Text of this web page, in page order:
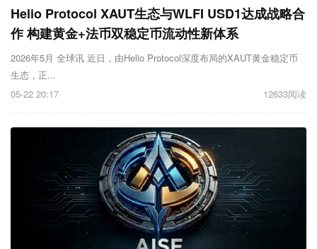
Helio Protocol XAUT生态与WLFI USD1达成战略合
作 构建黄金+法币双稳定币流动性新体系
2026年5月 全球讯 近日，由Helio Protocol深度布局的XAUT黄金稳定币
生态，正...
05-22 20:17
12633阅读